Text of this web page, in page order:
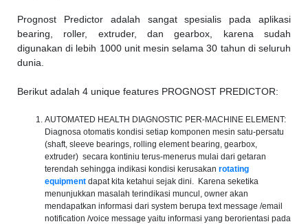
Prognost Predictor adalah sangat spesialis pada aplikasi
bearing, roller, extruder, dan gearbox, karena sudah
digunakan di lebih 1000 unit mesin selama 30 tahun di seluruh
dunia.
Berikut adalah 4 unique features PROGNOST PREDICTOR:
AUTOMATED HEALTH DIAGNOSTIC PER-MACHINE ELEMENT:
Diagnosa otomatis kondisi setiap komponen mesin satu-persatu
(shaft, sleeve bearings, rolling element bearing, gearbox,
extruder) secara kontiniu terus-menerus mulai dari getaran
terendah sehingga indikasi kondisi kerusakan rotating
equipment dapat kita ketahui sejak dini. Karena seketika
menunjukkan masalah terindikasi muncul, owner akan
mendapatkan informasi dari system berupa text message /email
notification /voice message yaitu informasi yang berorientasi pada